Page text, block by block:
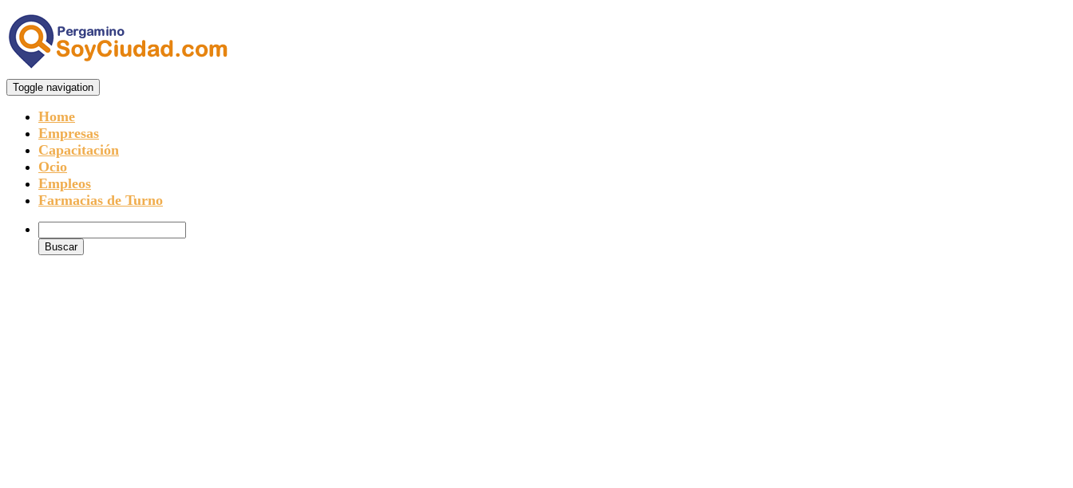
Toggle navigation
Home
Empresas
Capacitación
Ocio
Empleos
Farmacias de Turno